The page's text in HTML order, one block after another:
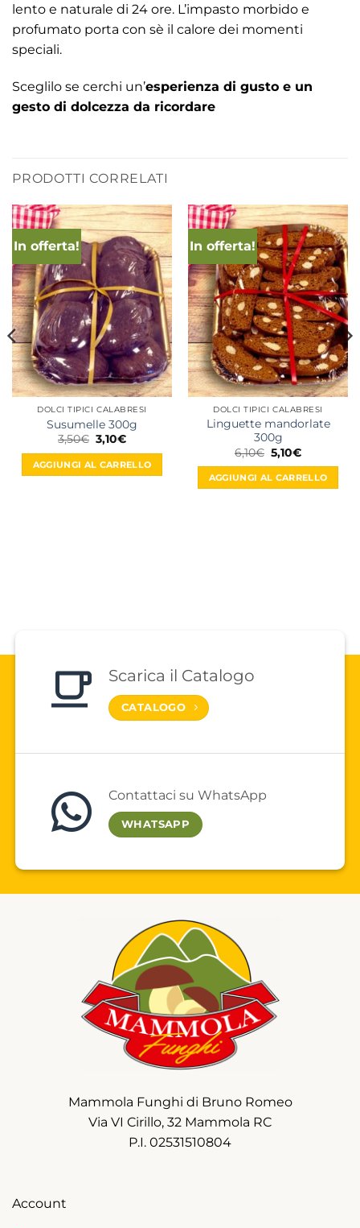
lento e naturale di 24 ore. L’impasto morbido e
profumato porta con sè il calore dei momenti
speciali.
Sceglilo se cerchi un’esperienza di gusto e un
gesto di dolcezza da ricordare
PRODOTTI CORRELATI
In offerta!
DOLCI TIPICI CALABRESI
Susumelle 300g
3,50€ Il
prezzo
originale
era:
3,50€.
3,10€Il
attuale
è:
3,10€.
AGGIUNGI AL CARRELLO
In offerta!
DOLCI TIPICI CALABRESI
Linguette mandorlate
300g
6,10€ Il
prezzo
originale
era:
6,10€.
5,10€Il
attuale
è:
5,10€.
AGGIUNGI AL CARRELLO
Scarica il Catalogo
CATALOGO
Contattaci su WhatsApp
WHATSAPP
Mammola Funghi di Bruno Romeo
Via VI Cirillo, 32 Mammola RC
P.I. 02531510804
Account